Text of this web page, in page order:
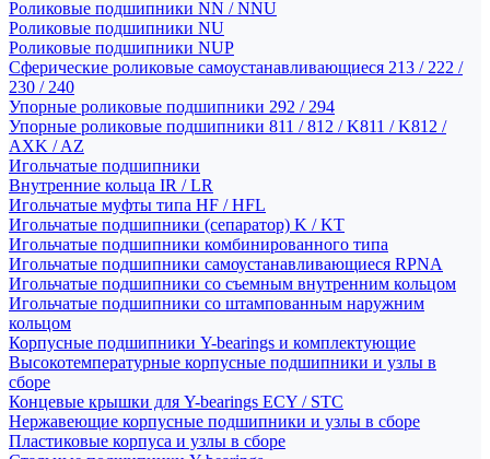
Роликовые подшипники NN / NNU
Роликовые подшипники NU
Роликовые подшипники NUP
Сферические роликовые самоустанавливающиеся 213 / 222 /
230 / 240
Упорные роликовые подшипники 292 / 294
Упорные роликовые подшипники 811 / 812 / K811 / K812 /
AXK / AZ
Игольчатые подшипники
Внутренние кольца IR / LR
Игольчатые муфты типа HF / HFL
Игольчатые подшипники (сепаратор) K / KT
Игольчатые подшипники комбинированного типа
Игольчатые подшипники самоустанавливающиеся RPNA
Игольчатые подшипники со съемным внутренним кольцом
Игольчатые подшипники со штампованным наружним
кольцом
Корпусные подшипники Y-bearings и комплектующие
Высокотемпературные корпусные подшипники и узлы в
сборе
Концевые крышки для Y-bearings ECY / STC
Нержавеющие корпусные подшипники и узлы в сборе
Пластиковые корпуса и узлы в сборе